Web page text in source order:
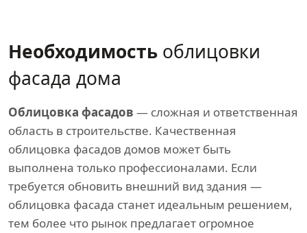
Необходимость облицовки
фасада дома
Облицовка фасадов — сложная и ответственная
область в строительстве. Качественная
облицовка фасадов домов может быть
выполнена только профессионалами. Если
требуется обновить внешний вид здания —
облицовка фасада станет идеальным решением,
тем более что рынок предлагает огромное